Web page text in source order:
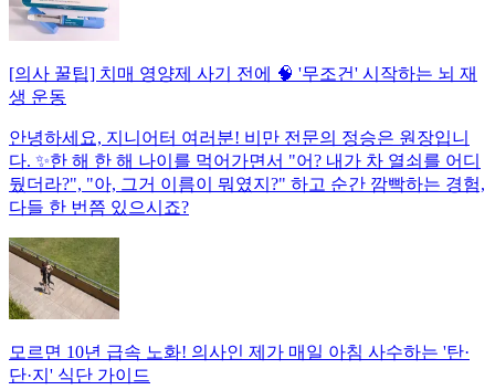
[의사 꿀팁] 치매 영양제 사기 전에 🧠 '무조건' 시작하는 뇌 재
생 운동
안녕하세요, 지니어터 여러분! 비만 전문의 정승은 원장입니
다. ✨한 해 한 해 나이를 먹어가면서 "어? 내가 차 열쇠를 어디
뒀더라?", "아, 그거 이름이 뭐였지?" 하고 순간 깜빡하는 경험,
다들 한 번쯤 있으시죠?
모르면 10년 급속 노화! 의사인 제가 매일 아침 사수하는 '탄·
단·지' 식단 가이드